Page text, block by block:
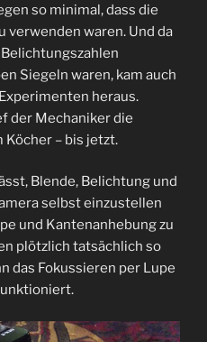
so minimal, dass die
verwenden waren. Und da
Siegeln waren, kam auch
heraus.
der Mechaniker die
Köcher – bis jetzt.
Blende, Belichtung und
selbst einzustellen
und Kantenanhebung zu
plötzlich tatsächlich so
das Fokussieren per Lupe